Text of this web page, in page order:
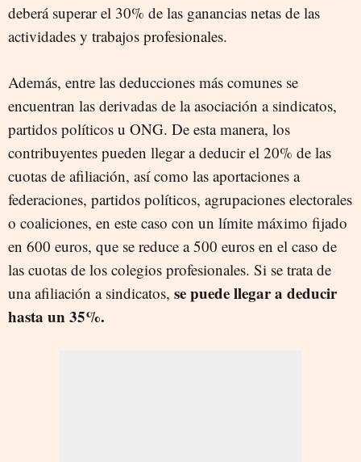
deberá superar el 30% de las ganancias netas de las
actividades y trabajos profesionales.
Además, entre las deducciones más comunes se
encuentran las derivadas de la asociación a sindicatos,
partidos políticos u ONG. De esta manera, los
contribuyentes pueden llegar a deducir el 20% de las
cuotas de afiliación, así como las aportaciones a
federaciones, partidos políticos, agrupaciones electorales
o coaliciones, en este caso con un límite máximo fijado
en 600 euros, que se reduce a 500 euros en el caso de
las cuotas de los colegios profesionales. Si se trata de
una afiliación a sindicatos, se puede llegar a deducir
hasta un 35%.